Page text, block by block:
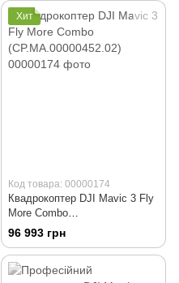
Хит
Код товара: 00000174
Квадрокоптер DJI Mavic 3 Fly
More Combo
(CP.MA.00000452.02)
96 993 грн